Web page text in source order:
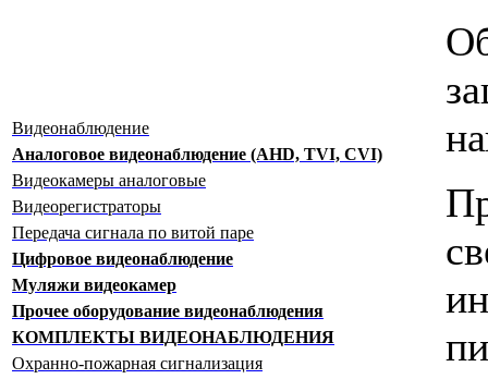
Видеонаблюдение
Аналоговое видеонаблюдение (AHD, TVI, CVI)
Видеокамеры аналоговые
Видеорегистраторы
Передача сигнала по витой паре
Цифровое видеонаблюдение
Муляжи видеокамер
Прочее оборудование видеонаблюдения
КОМПЛЕКТЫ ВИДЕОНАБЛЮДЕНИЯ
Охранно-пожарная сигнализация